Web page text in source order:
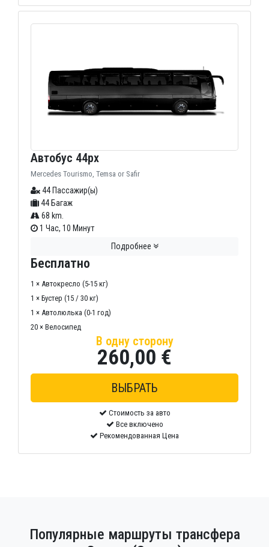
Автобус 44px
Mercedes Tourismo, Temsa or Safir
44 Пассажир(ы)
44 Багаж
68 km.
1 Час, 10 Минут
Подробнее
Бесплатно
1 × Автокресло (5-15 кг)
1 × Бустер (15 / 30 кг)
1 × Автолюлька (0-1 год)
20 × Велосипед
В одну сторону
260,00 €
Стоимость за авто
Все включено
Рекомендованная Цена
Популярные маршруты трансфера